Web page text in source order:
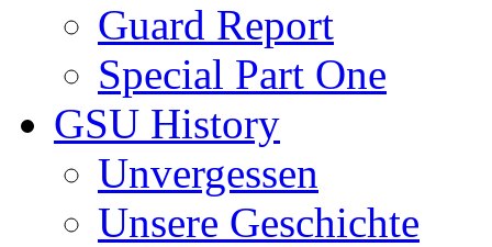
Guard Report
Special Part One
GSU History
Unvergessen
Unsere Geschichte